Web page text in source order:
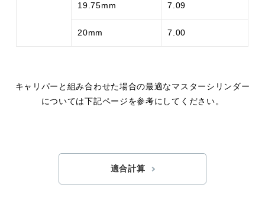
19.75mm 7.09
20mm 7.00
キャリパーと組み合わせた場合の最適なマスターシリンダー
については下記ページを参考にしてください。
適合計算